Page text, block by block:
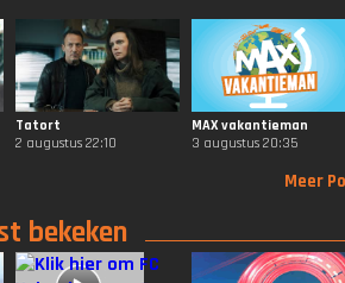
Tatort
2 augustus 22:10
MAX vakantieman
3 augustus 20:35
Meer
bekeken